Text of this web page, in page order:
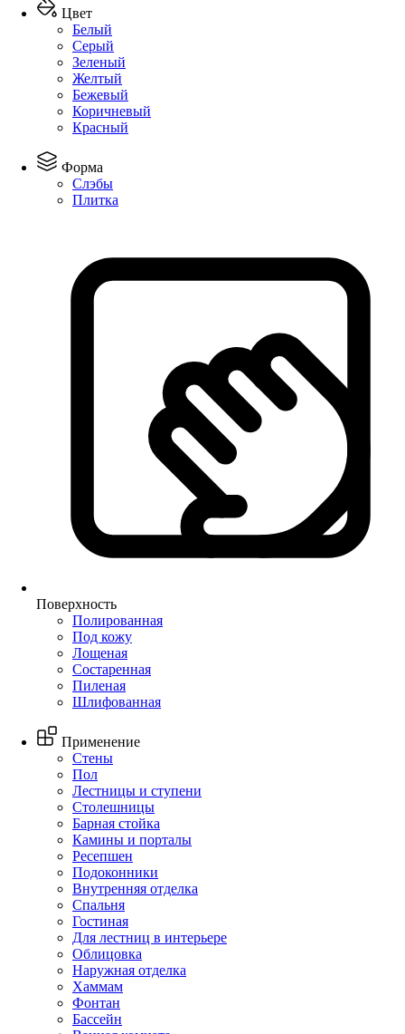
Цвет
Белый
Серый
Зеленый
Желтый
Бежевый
Коричневый
Красный
Форма
Слэбы
Плитка
Поверхность
Полированная
Под кожу
Лощеная
Состаренная
Пиленая
Шлифованная
Применение
Стены
Пол
Лестницы и ступени
Столешницы
Барная стойка
Камины и порталы
Ресепшен
Подоконники
Внутренняя отделка
Спальня
Гостиная
Для лестниц в интерьере
Облицовка
Наружная отделка
Хаммам
Фонтан
Бассейн